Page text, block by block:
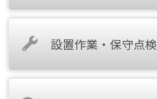
設置作業・保守点検